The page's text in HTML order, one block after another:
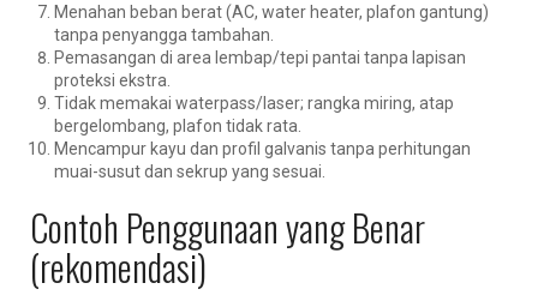
Menahan beban berat (AC, water heater, plafon gantung)
tanpa penyangga tambahan.
Pemasangan di area lembap/tepi pantai tanpa lapisan
proteksi ekstra.
Tidak memakai waterpass/laser; rangka miring, atap
bergelombang, plafon tidak rata.
Mencampur kayu dan profil galvanis tanpa perhitungan
muai-susut dan sekrup yang sesuai.
Contoh Penggunaan yang Benar
(rekomendasi)